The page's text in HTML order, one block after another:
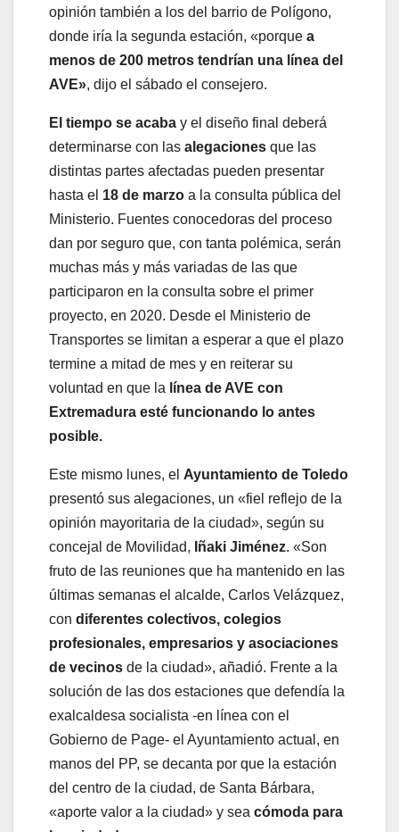
opinión también a los del barrio de Polígono,
donde iría la segunda estación, «porque a
menos de 200 metros tendrían una línea del
AVE», dijo el sábado el consejero.
El tiempo se acaba y el diseño final deberá
determinarse con las alegaciones que las
distintas partes afectadas pueden presentar
hasta el 18 de marzo a la consulta pública del
Ministerio. Fuentes conocedoras del proceso
dan por seguro que, con tanta polémica, serán
muchas más y más variadas de las que
participaron en la consulta sobre el primer
proyecto, en 2020. Desde el Ministerio de
Transportes se limitan a esperar a que el plazo
termine a mitad de mes y en reiterar su
voluntad en que la línea de AVE con
Extremadura esté funcionando lo antes
posible.
Este mismo lunes, el Ayuntamiento de Toledo
presentó sus alegaciones, un «fiel reflejo de la
opinión mayoritaria de la ciudad», según su
concejal de Movilidad, Iñaki Jiménez. «Son
fruto de las reuniones que ha mantenido en las
últimas semanas el alcalde, Carlos Velázquez,
con diferentes colectivos, colegios
profesionales, empresarios y asociaciones
de vecinos de la ciudad», añadió. Frente a la
solución de las dos estaciones que defendía la
exalcaldesa socialista -en línea con el
Gobierno de Page- el Ayuntamiento actual, en
manos del PP, se decanta por que la estación
del centro de la ciudad, de Santa Bárbara,
«aporte valor a la ciudad» y sea cómoda para